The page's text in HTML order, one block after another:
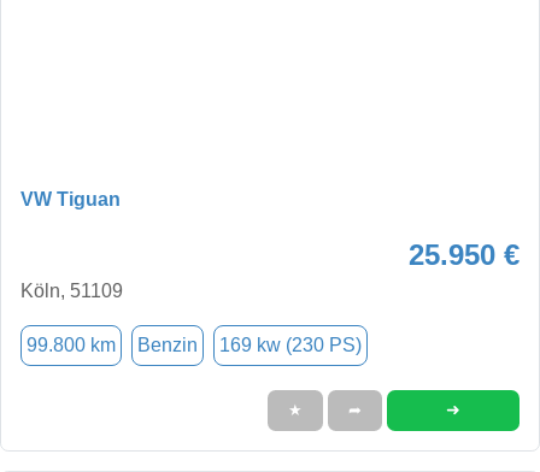
VW Tiguan
25.950 €
Köln, 51109
99.800 km Benzin 169 kw (230 PS)
★ ➦ ➜